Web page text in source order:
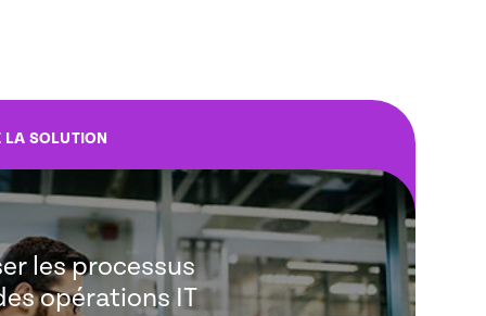
LA SOLUTION
les processus
opérations IT